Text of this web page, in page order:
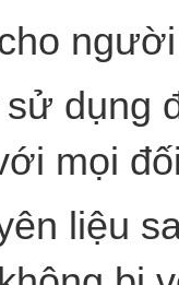
dụng
mọi
liệu